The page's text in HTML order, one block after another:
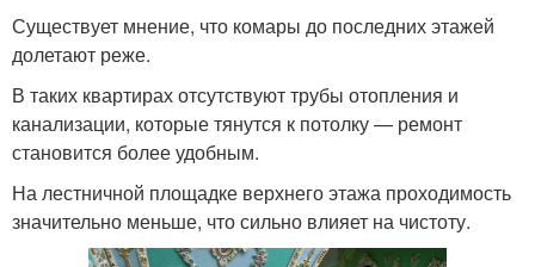
Существует мнение, что комары до последних этажей
долетают реже.
В таких квартирах отсутствуют трубы отопления и
канализации, которые тянутся к потолку — ремонт
становится более удобным.
На лестничной площадке верхнего этажа проходимость
значительно меньше, что сильно влияет на чистоту.